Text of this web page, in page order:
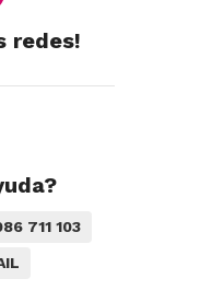
redes!
711 103